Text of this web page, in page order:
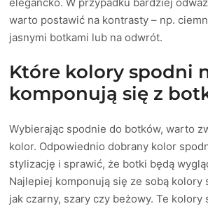
warto postawić na kontrasty – np.
jasnymi botkami lub na odwrót.
Które kolory spodni
komponują się z
Wybierając spodnie do botków, warto
kolor. Odpowiednio dobrany kolor
stylizację i sprawić, że botki będą
Najlepiej komponują się ze sobą kolory
jak czarny, szary czy beżowy. Te kolory